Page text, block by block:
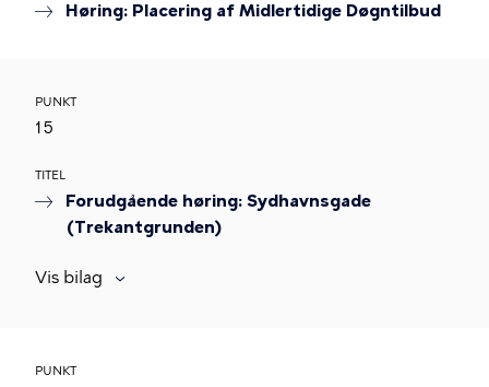
Høring: Placering af Midlertidige Døgntilbud
PUNKT
15
TITEL
Forudgående høring: Sydhavnsgade
(Trekantgrunden)
Vis bilag
PUNKT